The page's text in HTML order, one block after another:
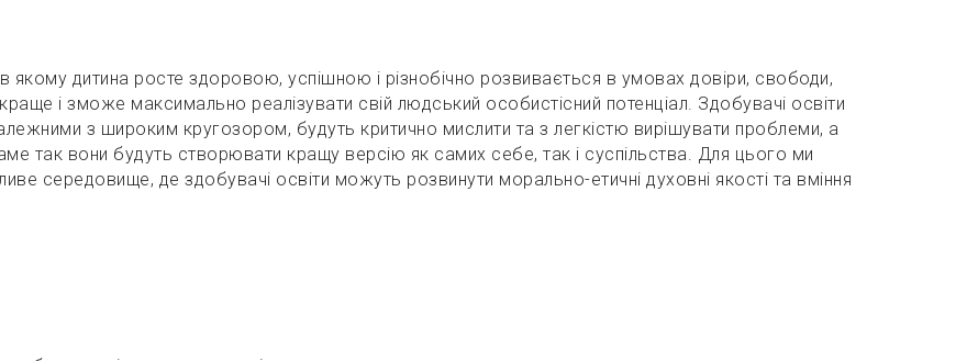
дитина росте здоровою, успішною і різнобічно розвивається в умовах довіри, свободи,
і зможе максимально реалізувати свій людський особистісний потенціал. Здобувачі освіти
з широким кругозором, будуть критично мислити та з легкістю вирішувати проблеми, а
так вони будуть створювати кращу версію як самих себе, так і суспільства. Для цього ми
середовище, де здобувачі освіти можуть розвинути морально-етичні духовні якості та вміння